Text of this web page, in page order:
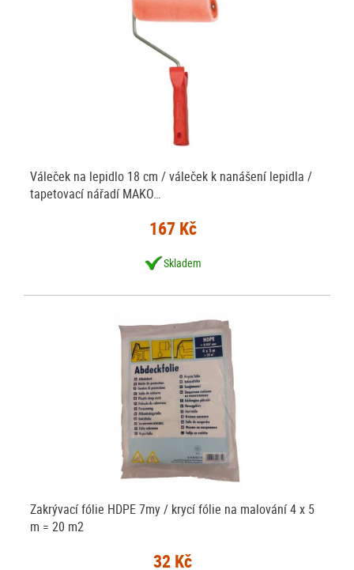
Váleček na lepidlo 18 cm / váleček k nanášení lepidla /
tapetovací nářadí MAKO…
167 Kč
Skladem
Zakrývací fólie HDPE 7my / krycí fólie na malování 4 x 5
m = 20 m2
32 Kč